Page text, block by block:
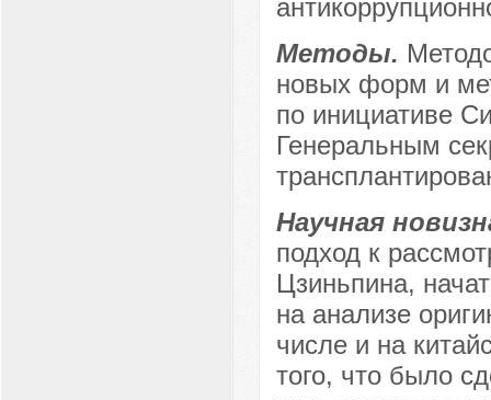
Методы.
новых форм и
по инициативе
Генеральным
Научная
подход к
Цзиньпина,
на анализе
числе и на
того, что было